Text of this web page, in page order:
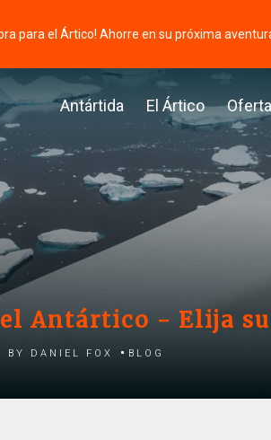
para el Ártico! Ahorre en su próxima
Antártida El Ártico
Antártico - Elija
by Daniel Fox Blog